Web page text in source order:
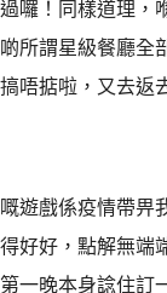
囉！同樣道理
所謂星級餐廳
唔掂啦，又去
遊戲係疫情帶畀
好好，點解無端
一晚本身諗住訂